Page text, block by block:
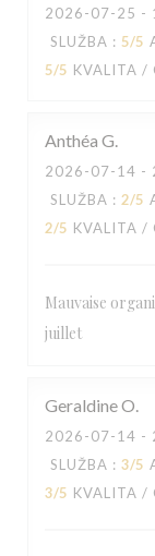
2026-07-25 -
SLUŽBA : 5/5
5/5 KVALITA /
Anthéa G
2026-07-14 -
SLUŽBA : 2/5
2/5 KVALITA /
Mauvaise
juillet
GeraldineO
2026-07-14 -
SLUŽBA : 3/5
3/5 KVALITA /